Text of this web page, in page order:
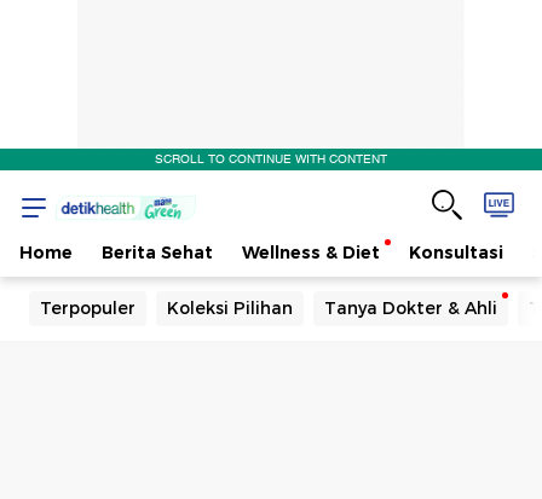
SCROLL TO CONTINUE WITH CONTENT
Home Berita Sehat Wellness & Diet Konsultasi
Terpopuler Koleksi Pilihan Tanya Dokter & Ahli